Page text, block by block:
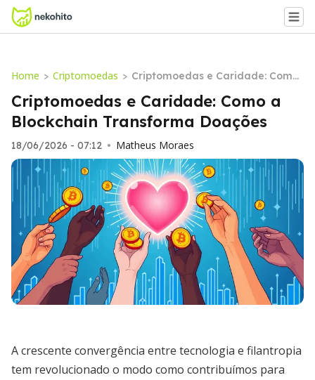
Home > Criptomoedas > Criptomoedas e Caridade: Como
a Blockchain Transforma Doaçõe
s
Criptomoedas e Caridade: Como a
Blockchain Transforma Doações
18/06/2026 - 07:12 • Matheus Moraes
A crescente convergência entre tecnologia e filantropia
tem revolucionado o modo como contribuímos para